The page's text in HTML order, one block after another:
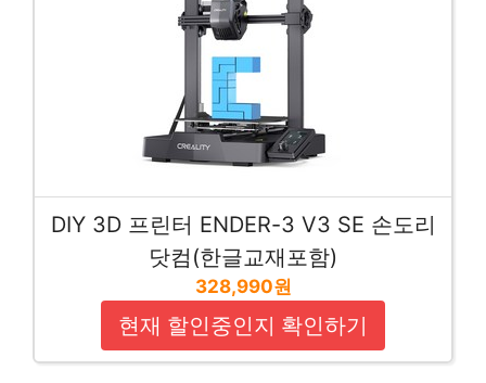
DIY 3D 프린터 ENDER-3 V3 SE 손도리
닷컴(한글교재포함)
328,990원
현재 할인중인지 확인하기